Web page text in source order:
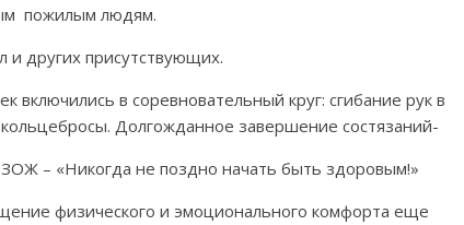
пожилым людям.
и других присутствующих.
в соревновательный круг: сгибание рук в
Долгожданное завершение состязаний-
– «Никогда не поздно начать быть здоровым!»
физического и эмоционального комфорта еще